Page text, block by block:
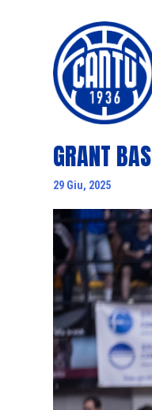
GRANT
29 Giu, 2025